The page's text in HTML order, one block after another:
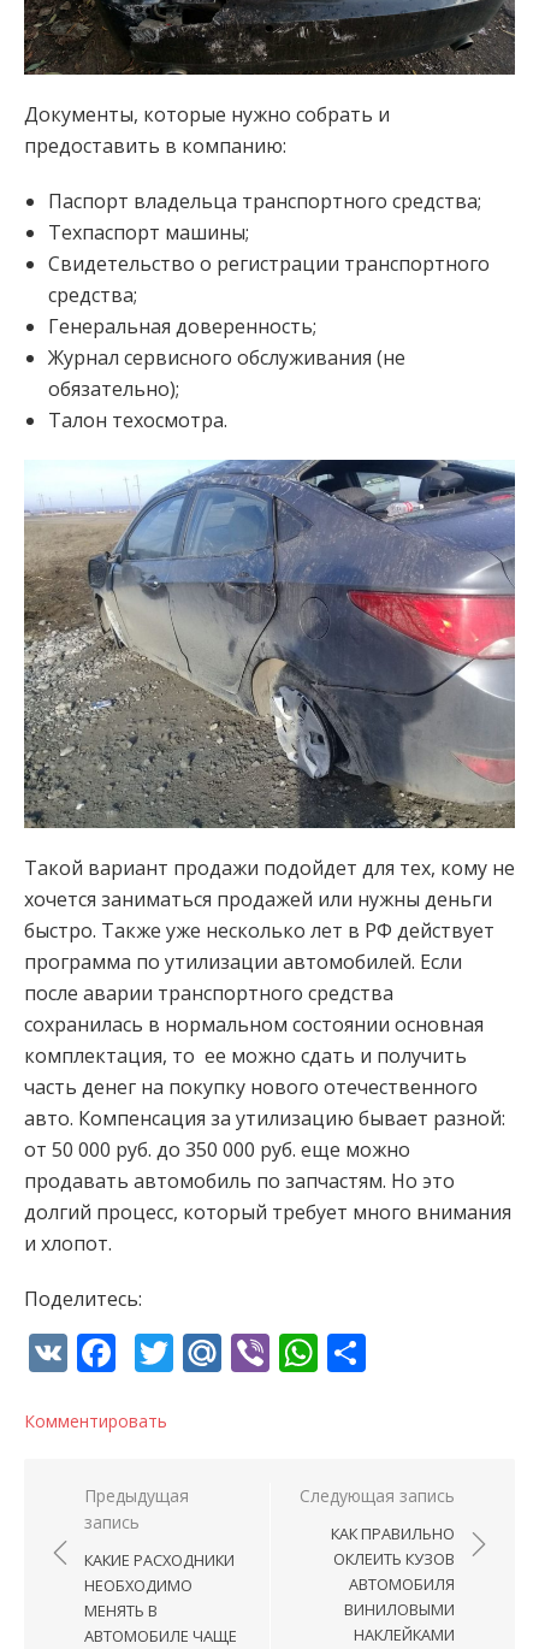
Документы, которые нужно собрать и
предоставить в компанию:
Паспорт владельца транспортного средства;
Техпаспорт машины;
Свидетельство о регистрации транспортного
средства;
Генеральная доверенность;
Журнал сервисного обслуживания (не
обязательно);
Талон техосмотра.
Такой вариант продажи подойдет для тех, кому не
хочется заниматься продажей или нужны деньги
быстро. Также уже несколько лет в РФ действует
программа по утилизации автомобилей. Если
после аварии транспортного средства
сохранилась в нормальном состоянии основная
комплектация, то ее можно сдать и получить
часть денег на покупку нового отечественного
авто. Компенсация за утилизацию бывает разной:
от 50 000 руб. до 350 000 руб. еще можно
продавать автомобиль по запчастям. Но это
долгий процесс, который требует много внимания
и хлопот.
Поделитесь:
VK Facebook
Twitter
Mail.Ru
ViberWhatsApp
Комментировать
Навигация по записям
Предыдущая
запись
КАКИЕ РАСХОДНИКИ
НЕОБХОДИМО
МЕНЯТЬ В
АВТОМОБИЛЕ ЧАЩЕ
Следующая запись
КАК ПРАВИЛЬНО
ОКЛЕИТЬ КУЗОВ
АВТОМОБИЛЯ
ВИНИЛОВЫМИ
НАКЛЕЙКАМИ